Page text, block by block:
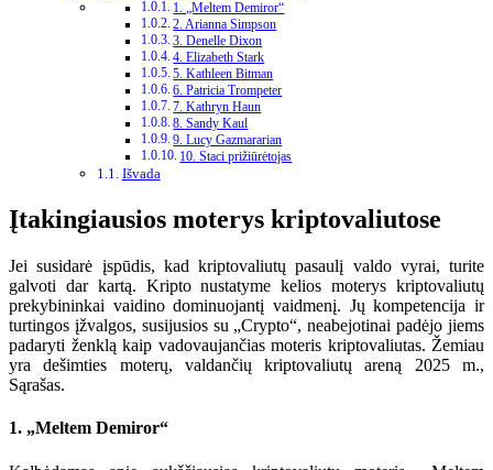
1. „Meltem Demiror“
2. Arianna Simpson
3. Denelle Dixon
4. Elizabeth Stark
5. Kathleen Bitman
6. Patricia Trompeter
7. Kathryn Haun
8. Sandy Kaul
9. Lucy Gazmararian
10. Staci prižiūrėtojas
Išvada
Įtakingiausios moterys kriptovaliutose
Jei susidarė įspūdis, kad kriptovaliutų pasaulį valdo vyrai, turite
galvoti dar kartą. Kripto nustatyme kelios moterys kriptovaliutų
prekybininkai vaidino dominuojantį vaidmenį. Jų kompetencija ir
turtingos įžvalgos, susijusios su „Crypto“, neabejotinai padėjo jiems
padaryti ženklą kaip vadovaujančias moteris kriptovaliutas. Žemiau
yra dešimties moterų, valdančių kriptovaliutų areną 2025 m.,
Sąrašas.
1. „Meltem Demiror“